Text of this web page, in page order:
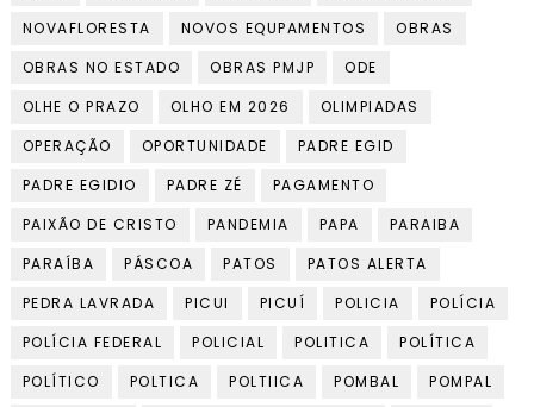
NOVAFLORESTA
NOVOS EQUPAMENTOS
OBRAS
OBRAS NO ESTADO
OBRAS PMJP
ODE
OLHE O PRAZO
OLHO EM 2026
OLIMPIADAS
OPERAÇÃO
OPORTUNIDADE
PADRE EGID
PADRE EGIDIO
PADRE ZÉ
PAGAMENTO
PAIXÃO DE CRISTO
PANDEMIA PAPA
PARAIBA
PARAÍBA
PÁSCOA PATOS
PATOS ALERTA
PEDRA LAVRADA
PICUI PICUÍ POLICIA
POLÍCIA
POLÍCIA FEDERAL
POLICIAL POLITICA
POLÍTICA
POLÍTICO
POLTICA POLTIICA POMBAL
POMPAL